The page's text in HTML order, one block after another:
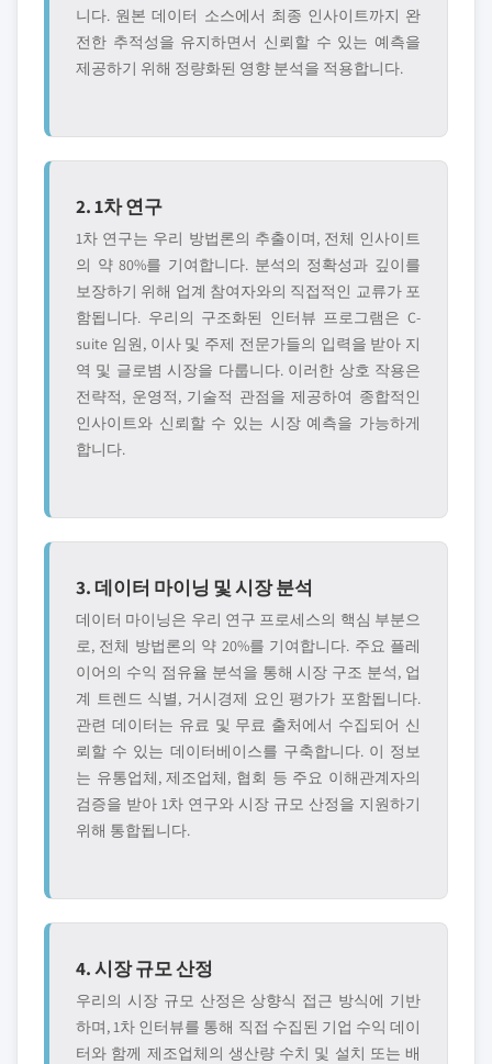
니다. 원본 데이터 소스에서 최종 인사이트까지 완
전한 추적성을 유지하면서 신뢰할 수 있는 예측을
제공하기 위해 정량화된 영향 분석을 적용합니다.
2. 1차 연구
1차 연구는 우리 방법론의 추출이며, 전체 인사이트
의 약 80%를 기여합니다. 분석의 정확성과 깊이를
보장하기 위해 업계 참여자와의 직접적인 교류가 포
함됩니다. 우리의 구조화된 인터뷰 프로그램은 C-
suite 임원, 이사 및 주제 전문가들의 입력을 받아 지
역 및 글로볌 시장을 다룹니다. 이러한 상호 작용은
전략적, 운영적, 기술적 관점을 제공하여 종합적인
인사이트와 신뢰할 수 있는 시장 예측을 가능하게
합니다.
3. 데이터 마이닝 및 시장 분석
데이터 마이닝은 우리 연구 프로세스의 핵심 부분으
로, 전체 방법론의 약 20%를 기여합니다. 주요 플레
이어의 수익 점유율 분석을 통해 시장 구조 분석, 업
계 트렌드 식별, 거시경제 요인 평가가 포함됩니다.
관련 데이터는 유료 및 무료 출처에서 수집되어 신
뢰할 수 있는 데이터베이스를 구축합니다. 이 정보
는 유통업체, 제조업체, 협회 등 주요 이해관계자의
검증을 받아 1차 연구와 시장 규모 산정을 지원하기
위해 통합됩니다.
4. 시장 규모 산정
우리의 시장 규모 산정은 상향식 접근 방식에 기반
하며, 1차 인터뷰를 통해 직접 수집된 기업 수익 데이
터와 함께 제조업체의 생산량 수치 및 설치 또는 배